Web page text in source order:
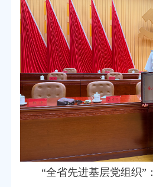
“全省先进基层党组织”：